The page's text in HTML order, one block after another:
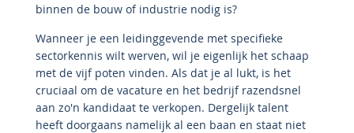
binnen de bouw of industrie nodig is?
Wanneer je een leidinggevende met specifieke
sectorkennis wilt werven, wil je eigenlijk het schaap
met de vijf poten vinden. Als dat je al lukt, is het
cruciaal om de vacature en het bedrijf razendsnel
aan zo'n kandidaat te verkopen. Dergelijk talent
heeft doorgaans namelijk al een baan en staat niet